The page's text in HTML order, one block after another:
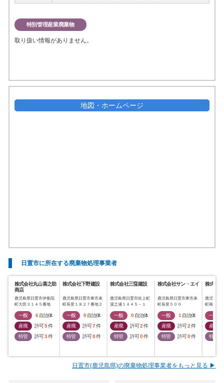
特別管理産業廃棄物
取り扱い情報がありません。
地図・ホームページ
日置市に所在する廃棄物処理事業者
株式会社丸山喜之助
商店
鹿児島県日置市伊集院
町大田３１４５番地
一般 6 自治体
産廃
許可5件
特管
許可3件
株式会社下野建設
鹿児島県日置市東市来
町長里１８２７番地２
一般 0 自治体
産廃
許可7件
特管
許可0件
株式会社三窪建設
鹿児島県日置市吹上町
湯之浦１４４５－１
一般 0 自治体
産廃
許可2 件
特管
許可0件
株式会社サン・エイ
鹿児島県日置市東市来
町長里５００
一般 1 自治体
産廃
許可2 件
特管
許可0件
株式会
鹿児島県
町南神之
一般
産廃
特管
日置市(鹿児島県)の廃棄物処理事業者をもっと見る ▶